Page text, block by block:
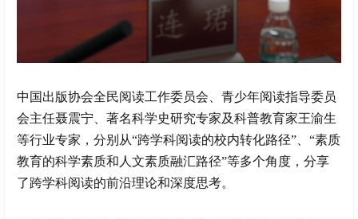
中国出版协会全民阅读工作委员会、青少年阅读指导委员
会主任聂震宁、著名科学史研究专家及科普教育家王渝生
等行业专家，分别从“跨学科阅读的校内转化路径”、“素质
教育的科学素质和人文素质融汇路径”等多个角度，分享
了跨学科阅读的前沿理论和深度思考。